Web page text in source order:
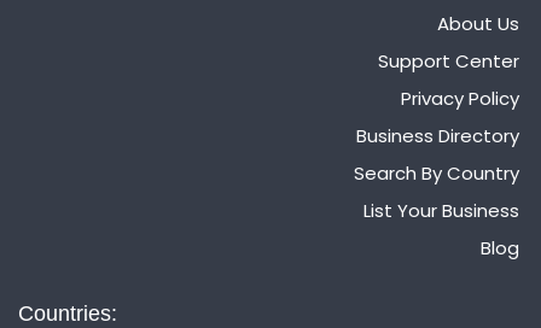
About Us
Support Center
Privacy Policy
Business Directory
Search By Country
List Your Business
Blog
Countries: